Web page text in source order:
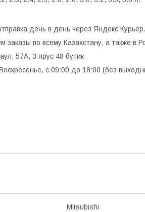
день в день через Яндекс Курьер.
заказы по всему Казахстану, а также в
57А, 3 ярус 48 бутик
с 09:00 до 18:00 (без
Mitsubishi